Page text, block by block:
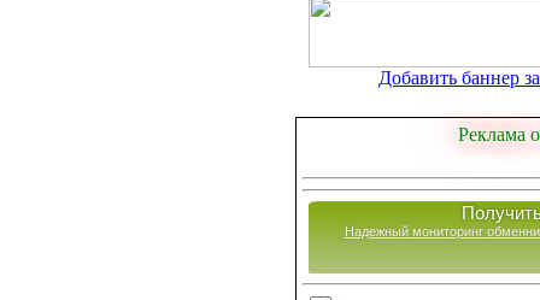
Добавить баннер
Реклама
Надежный мониторинг